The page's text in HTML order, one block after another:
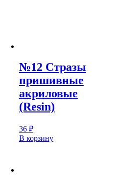
№12 Стразы
пришивные
акриловые
(Resin)
36 ₽
В корзину